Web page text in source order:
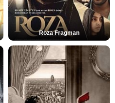
Roza Fragman